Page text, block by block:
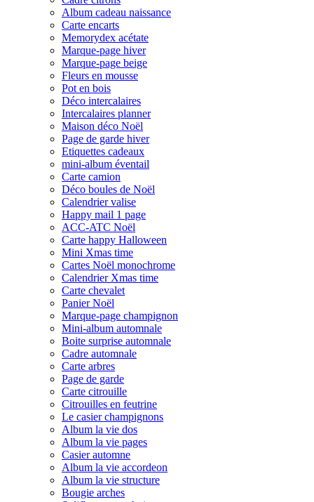
Album cadeau naissance
Carte encarts
Memorydex acétate
Marque-page hiver
Marque-page beige
Fleurs en mousse
Pot en bois
Déco intercalaires
Intercalaires planner
Maison déco Noël
Page de garde hiver
Etiquettes cadeaux
mini-album éventail
Carte camion
Déco boules de Noël
Calendrier valise
Happy mail 1 page
ACC-ATC Noël
Carte happy Halloween
Mini Xmas time
Cartes Noël monochrome
Calendrier Xmas time
Carte chevalet
Panier Noël
Marque-page champignon
Mini-album automnale
Boite surprise automnale
Cadre automnale
Carte arbres
Page de garde
Carte citrouille
Citrouilles en feutrine
Le casier champignons
Album la vie dos
Album la vie pages
Casier automne
Album la vie accordeon
Album la vie structure
Bougie arches